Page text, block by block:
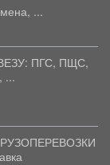
...
ПГС, ПЩС,
...